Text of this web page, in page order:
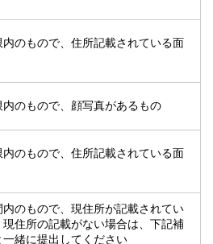
内のもので、住所記載されている面
内のもので、顔写真があるもの
内のもので、住所記載されている面
内のもので、現住所が記載されてい
現住所の記載がない場合は、下記補
一緒に提出してください